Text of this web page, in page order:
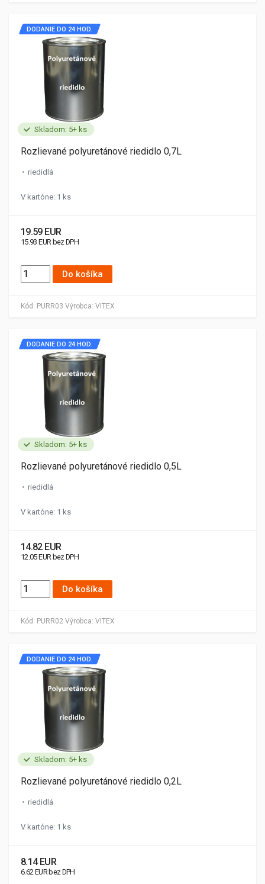
Skladom: 5+ ks
Kód: PURR03 Výrobca: VITEX
DODANIE DO 24 HOD.
Rozlievané polyuretánové riedidlo 0,7L
riedidlá
V kartóne: 1 ks
19.59 EUR
15.93 EUR bez DPH
Do košíka
Skladom: 5+ ks
Kód: PURR02 Výrobca: VITEX
DODANIE DO 24 HOD.
Rozlievané polyuretánové riedidlo 0,5L
riedidlá
V kartóne: 1 ks
14.82 EUR
12.05 EUR bez DPH
Do košíka
Skladom: 5+ ks
DODANIE DO 24 HOD.
Rozlievané polyuretánové riedidlo 0,2L
riedidlá
V kartóne: 1 ks
8.14 EUR
6.62 EUR bez DPH